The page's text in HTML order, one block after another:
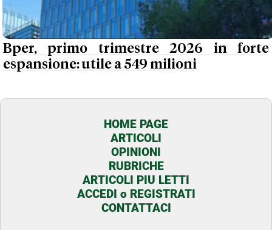
Bper, primo trimestre 2026 in forte
espansione: utile a 549 milioni
HOME PAGE
ARTICOLI
OPINIONI
RUBRICHE
ARTICOLI PIU LETTI
ACCEDI o REGISTRATI
CONTATTACI